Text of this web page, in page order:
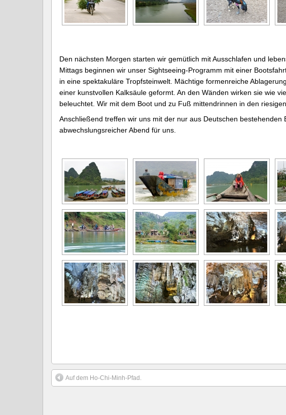
Den nächsten Morgen starten wir gemütlich mit Ausschlafen und
Mittags beginnen wir unser Sightseeing-Programm mit einer
in eine spektakuläre Tropfsteinwelt. Mächtige formenreiche
einer kunstvollen Kalksäule geformt. An den Wänden wirken sie wie
beleuchtet. Wir mit dem Boot und zu Fuß mittendrinnen in den
Anschließend treffen wir uns mit der nur aus Deutschen
abwechslungsreicher Abend für uns.
Auf dem Ho-Chi-Minh-Pfad.